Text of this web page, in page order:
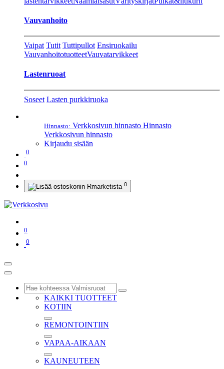
Vauvanhoito
Vaipat Tutit Tuttipullot Ensiruokailu
VauvanhoitotuotteetVauvatarvikkeet
Lastenruoat
Soseet Lasten purkkiruoka
Hinnasto: Verkkosivun hinnasto Hinnasto
Verkkosivun hinnasto
Kirjaudu sisään
0
0
0
0
0
KAIKKI TUOTTEET
KOTIIN
REMONTOINTIIN
VAPAA-AIKAAN
KAUNEUTEEN